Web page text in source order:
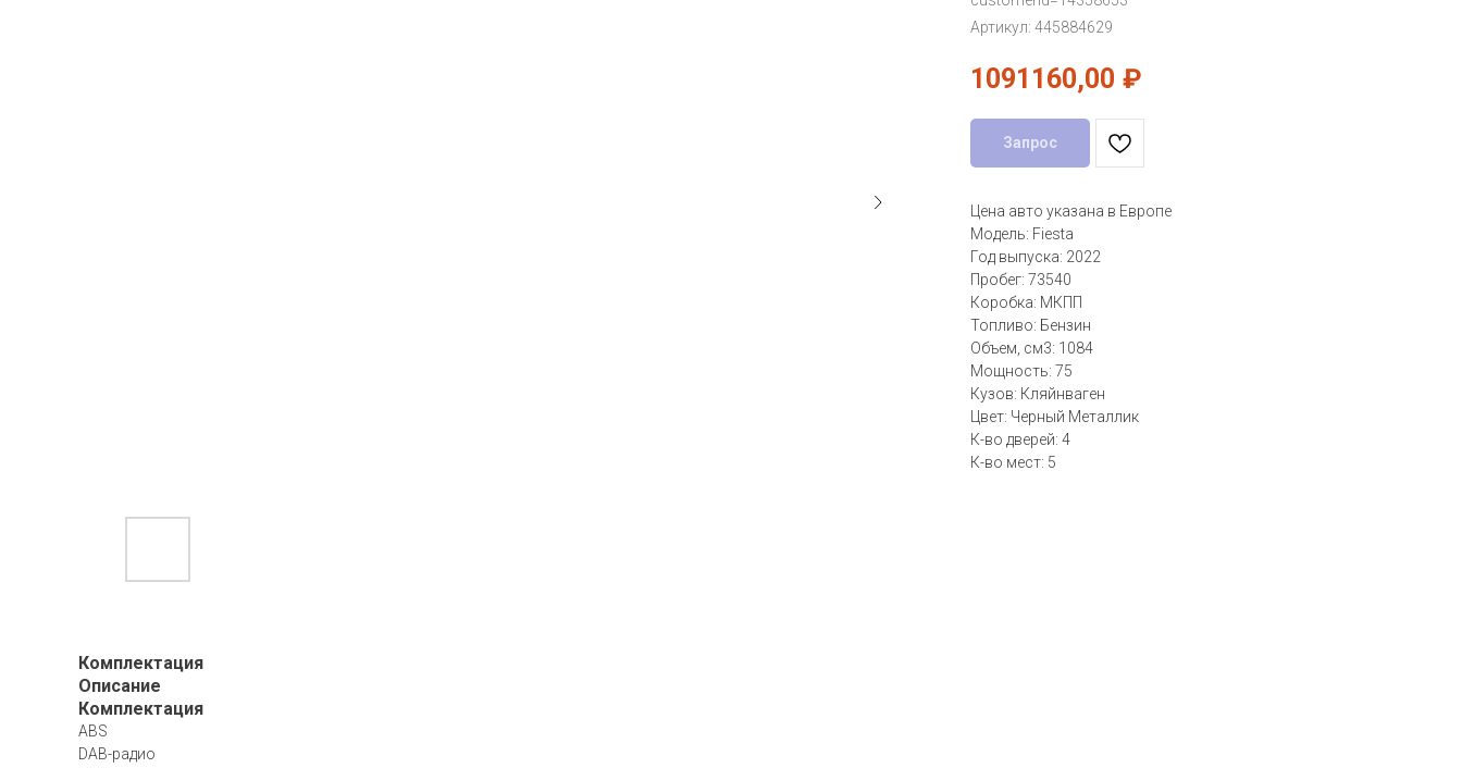
Артикул: 445884629
1091160,00 ₽
Запрос
Цена авто указана в Европе
Модель: Fiesta
Год выпуска: 2022
Пробег: 73540
Коробка: МКПП
Топливо: Бензин
Объем, см3: 1084
Мощность: 75
Кузов: Кляйнваген
Цвет: Черный Металлик
К-во дверей: 4
К-во мест: 5
Комплектация
Описание
Комплектация
ABS
DAB-радио